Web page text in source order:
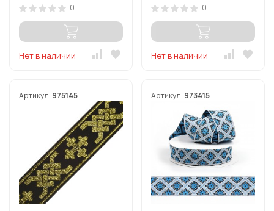
0
Нет в наличии
0
Нет в наличии
Артикул: 975145 Артикул: 973415